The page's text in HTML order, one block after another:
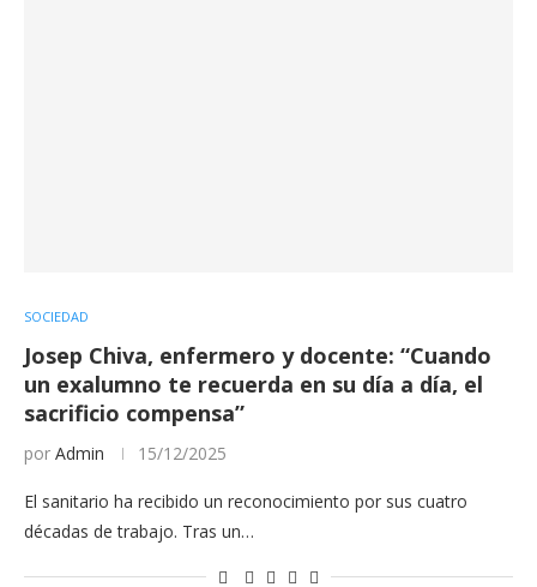
SOCIEDAD
Josep Chiva, enfermero y docente: “Cuando
un exalumno te recuerda en su día a día, el
sacrificio compensa”
por Admin 15/12/2025
El sanitario ha recibido un reconocimiento por sus cuatro
décadas de trabajo. Tras un…